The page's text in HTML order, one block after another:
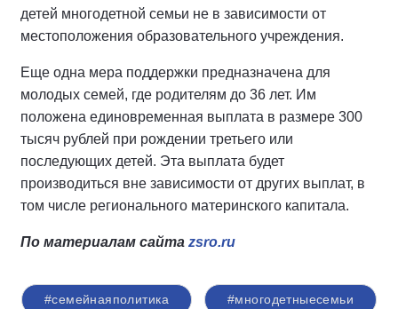
детей многодетной семьи не в зависимости от
местоположения образовательного учреждения.
Еще одна мера поддержки предназначена для
молодых семей, где родителям до 36 лет. Им
положена единовременная выплата в размере 300
тысяч рублей при рождении третьего или
последующих детей. Эта выплата будет
производиться вне зависимости от других выплат, в
том числе регионального материнского капитала.
По материалам сайта zsro.ru
#семейнаяполитика #многодетныесемьи